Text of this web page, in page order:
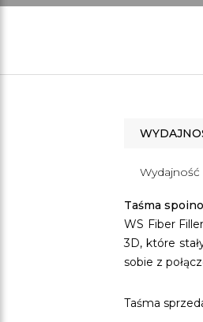
Wydajność
Taśma
WS Fiber
3D, które
sobie z
Taśma